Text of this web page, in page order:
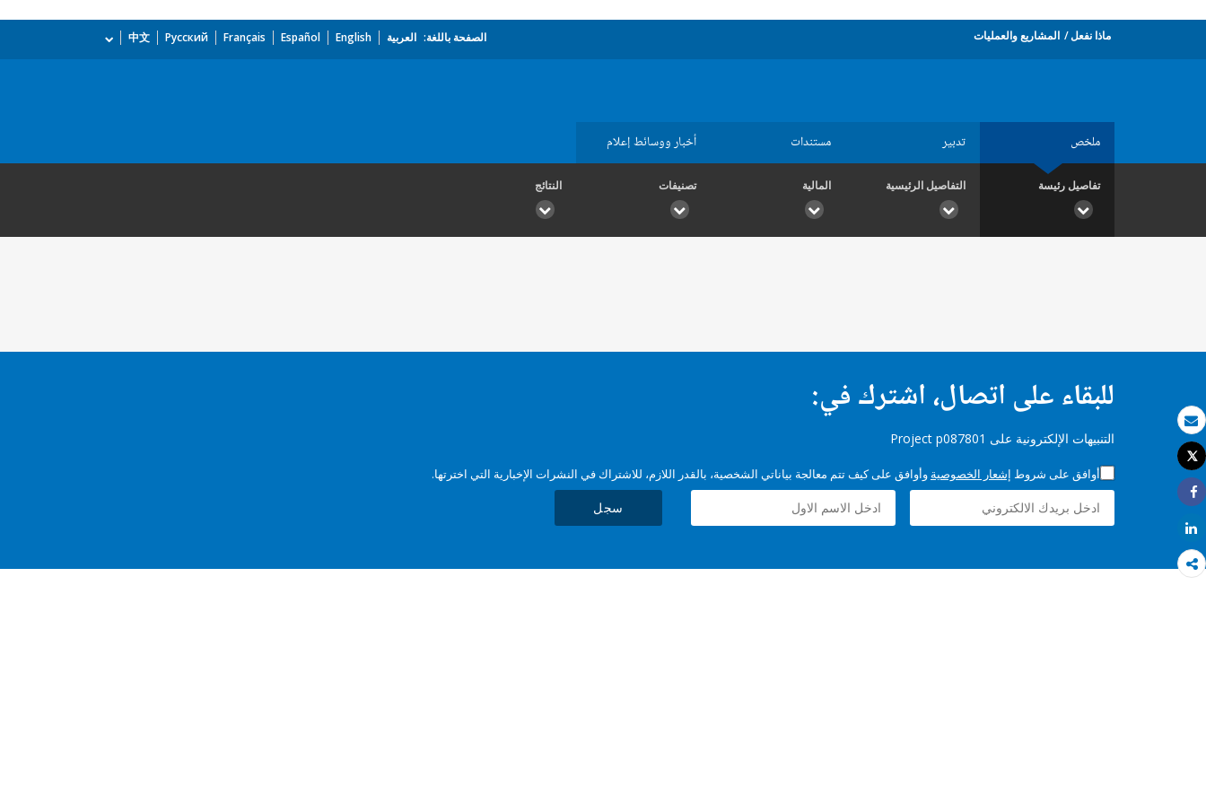
بريد الكتروني
طباعة
Tweet
Share
Share
ماذا نفعل المشاريع والعمليات الصفحة باللغة: العربية English
Español
Français
Русский
中文
ملخص تدبير مستندات أخبار ووسائط إعلام
تفاصيل رئيسة التفاصيل الرئيسية المالية تصنيفات النتائج
للبقاء على اتصال، اشترك في:
التنبيهات الإلكترونية على Project p087801
أوافق على شروط إشعار الخصوصية وأوافق على كيف تتم معالجة بياناتي الشخصية، بالقدر اللازم، للاشتراك في النشرات الإخبارية التي اخترتها.
سجل